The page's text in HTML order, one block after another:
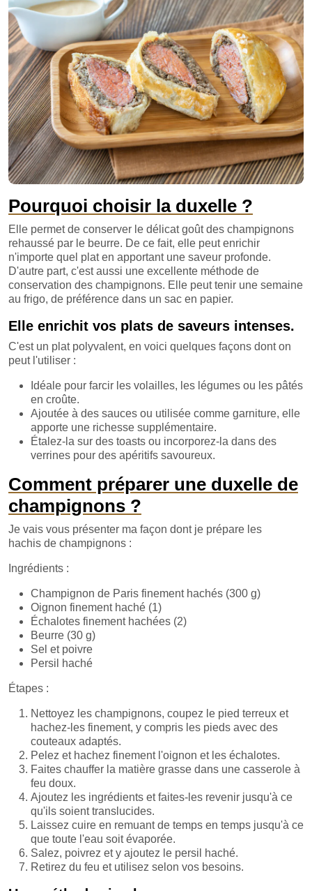
Pourquoi choisir la duxelle ?
Elle permet de conserver le délicat goût des champignons
rehaussé par le beurre. De ce fait, elle peut enrichir
n'importe quel plat en apportant une saveur profonde.
D'autre part, c'est aussi une excellente méthode de
conservation des champignons. Elle peut tenir une semaine
au frigo, de préférence dans un sac en papier.
Elle enrichit vos plats de saveurs intenses.
C'est un plat polyvalent, en voici quelques façons dont on
peut l'utiliser :
Idéale pour farcir les volailles, les légumes ou les pâtés
en croûte.
Ajoutée à des sauces ou utilisée comme garniture, elle
apporte une richesse supplémentaire.
Étalez-la sur des toasts ou incorporez-la dans des
verrines pour des apéritifs savoureux.
Comment préparer une duxelle de
champignons ?
Je vais vous présenter ma façon dont je prépare les
hachis de champignons :
Ingrédients :
Champignon de Paris finement hachés (300 g)
Oignon finement haché (1)
Échalotes finement hachées (2)
Beurre (30 g)
Sel et poivre
Persil haché
Étapes :
Nettoyez les champignons, coupez le pied terreux et
hachez-les finement, y compris les pieds avec des
couteaux adaptés.
Pelez et hachez finement l'oignon et les échalotes.
Faites chauffer la matière grasse dans une casserole à
feu doux.
Ajoutez les ingrédients et faites-les revenir jusqu'à ce
qu'ils soient translucides.
Laissez cuire en remuant de temps en temps jusqu'à ce
que toute l'eau soit évaporée.
Salez, poivrez et y ajoutez le persil haché.
Retirez du feu et utilisez selon vos besoins.